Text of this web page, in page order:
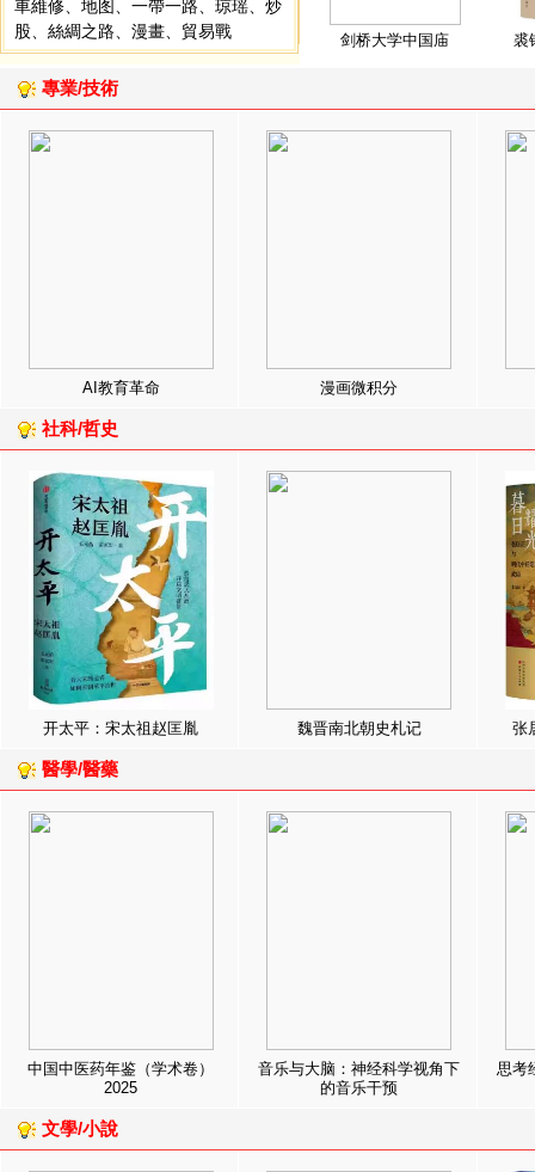
車維修
地图 一帶一路 琼瑶
炒
股
絲綢之路 漫畫 貿易戰 剑桥大学中国庙 裘
專業/技術
AI教育革命 漫画微积分
社科/哲史
开太平：宋太祖赵匡胤 魏晋南北朝史札记 张
醫學/醫藥
中国中医药年鉴（学术卷）
2025
音乐与大脑：神经科学视角下
的音乐干预
思考
文學/小說